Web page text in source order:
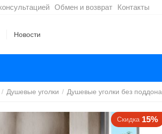
Обмен и возврат Контакты
Новости
/ Душевые уголки / Душевые уголки без поддона